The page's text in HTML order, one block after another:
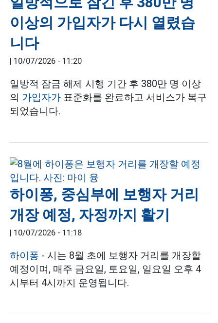
이상의 가입자가 다시 열렸습
니다
| 10/07/2026 - 11:20
일방적 잠금 해제 시행 기간 후 380만 명 이상
의 가입자가 표준화를 완료하고 서비스가 복구
되었습니다.
하이퐁, 중심부에 보행자 거리
개장 예정, 자정까지 활기
| 10/07/2026 - 11:18
하이퐁 - 시는 8월 초에 보행자 거리를 개장할
예정이며, 매주 금요일, 토요일, 일요일 오후 4
시부터 4시까지 운영됩니다.